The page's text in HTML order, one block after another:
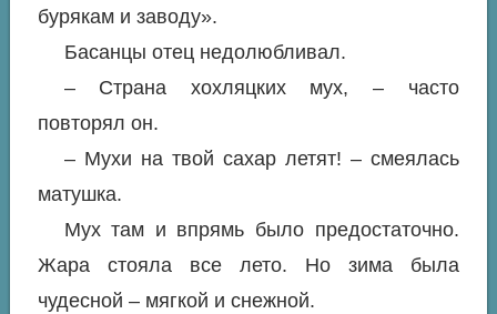
бурякам и заводу».
Басанцы отец недолюбливал.
– Страна хохляцких мух, – часто
повторял он.
– Мухи на твой сахар летят! – смеялась
матушка.
Мух там и впрямь было предостаточно.
Жара стояла все лето. Но зима была
чудесной – мягкой и снежной.